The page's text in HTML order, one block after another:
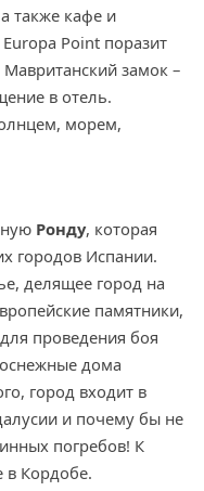
также кафе и
Point поразит
замок –
в отель.
морем,
Ронду, которая
городов Испании.
делящее город на
памятники,
проведения боя
дома
город входит в
и почему бы не
погребов! К
в Кордобе.